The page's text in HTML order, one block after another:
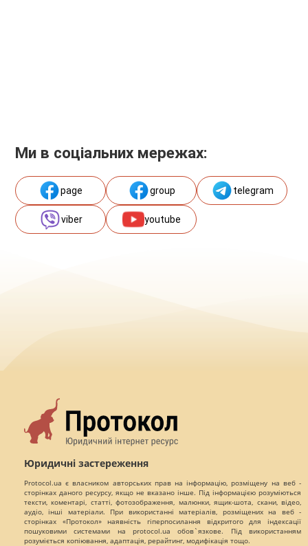
Ми в соціальних мережах:
page group telegram
viber youtube
Юридичні застереження
Protocol.ua є власником авторських прав на інформацію, розміщену на веб -
сторінках даного ресурсу, якщо не вказано інше. Під інформацією розуміються
тексти, коментарі, статті, фотозображення, малюнки, ящик-шота, скани, відео,
аудіо, інші матеріали. При використанні матеріалів, розміщених на веб -
сторінках «Протокол» наявність гіперпосилання відкритого для індексації
пошуковими системами на protocol.ua обов`язкове. Під використанням
розуміється копіювання, адаптація, рерайтинг, модифікація тощо.